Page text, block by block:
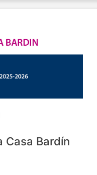
Casa Bardín